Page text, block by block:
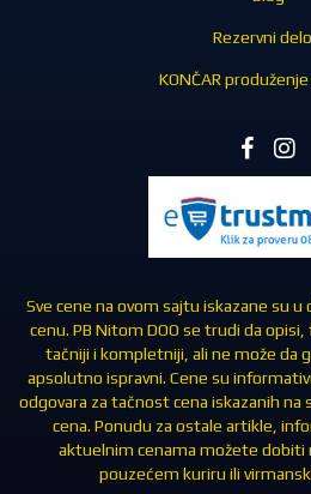
Rezervni
KONČAR
Sve cene na ovom sajtu iskazane su u
cenu. PB Nitom DOO se trudi da
tačniji i kompletniji, ali ne može da
apsolutno ispravni. Cene su
odgovara za tačnost cena iskazanih na
cena. Ponudu za ostale artikle,
aktuelnim cenama možete dobiti
pouzećem kuriru ili